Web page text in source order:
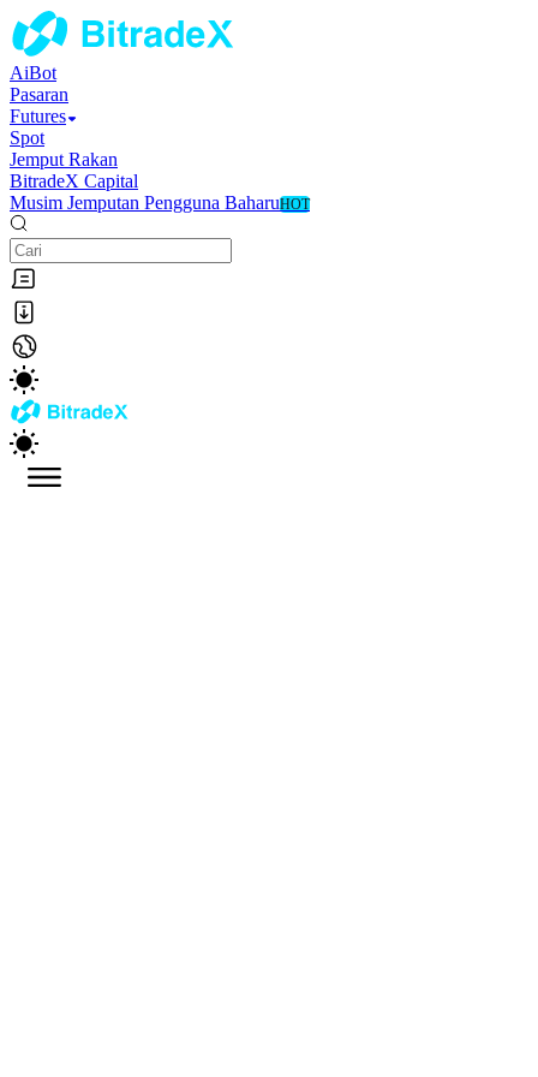
AiBot
Pasaran
Futures
Spot
Jemput Rakan
BitradeX Capital
Musim Jemputan Pengguna BaharuHOT